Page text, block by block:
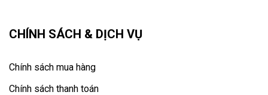
CHÍNH SÁCH & DỊCH VỤ
Chính sách mua hàng
Chính sách thanh toán